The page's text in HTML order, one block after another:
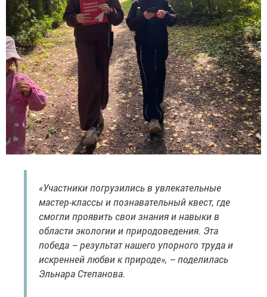
«Участники погрузились в увлекательные
мастер-классы и познавательный квест, где
смогли проявить свои знания и навыки в
области экологии и природоведения. Эта
победа – результат нашего упорного труда и
искренней любви к природе», – поделилась
Эльнара Степанова.